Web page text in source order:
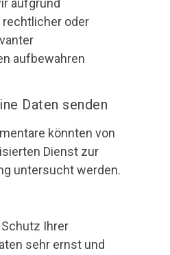
aufgrund
rechtlicher oder
aufbewahren
Daten senden
könnten von
Dienst zur
untersucht werden.
Ihrer
sehr ernst und